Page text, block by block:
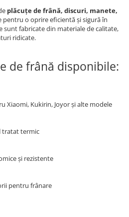
plăcuțe de frână, discuri, manete,
pentru o oprire eficientă și sigură în
sunt fabricate din materiale de calitate,
ridicate.
de frână disponibile:
Xiaomi, Kukirin, Joyor și alte modele
tratat termic
și rezistente
pentru frânare